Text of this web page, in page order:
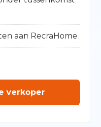
aan RecraHome.
verkoper